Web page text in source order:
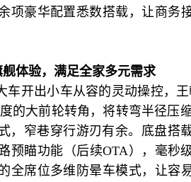
项豪华配置悉数搭载，让商务
体验，满足全家多元需求
车开出小车从容的灵动操控，
的大前轮转角，将转弯半径压
，窄巷穿行游刃有余。底盘搭
预瞄功能 （后续OTA ） ， 毫秒
全席位多维防晕车模式，让容